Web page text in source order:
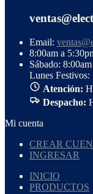
Email:
8:00am a
Sábado:
Lunes Festivos:
Atención:
Despacho:
Mi cuenta
CREAR
INGRESAR
INICIO
PRODUCTOS